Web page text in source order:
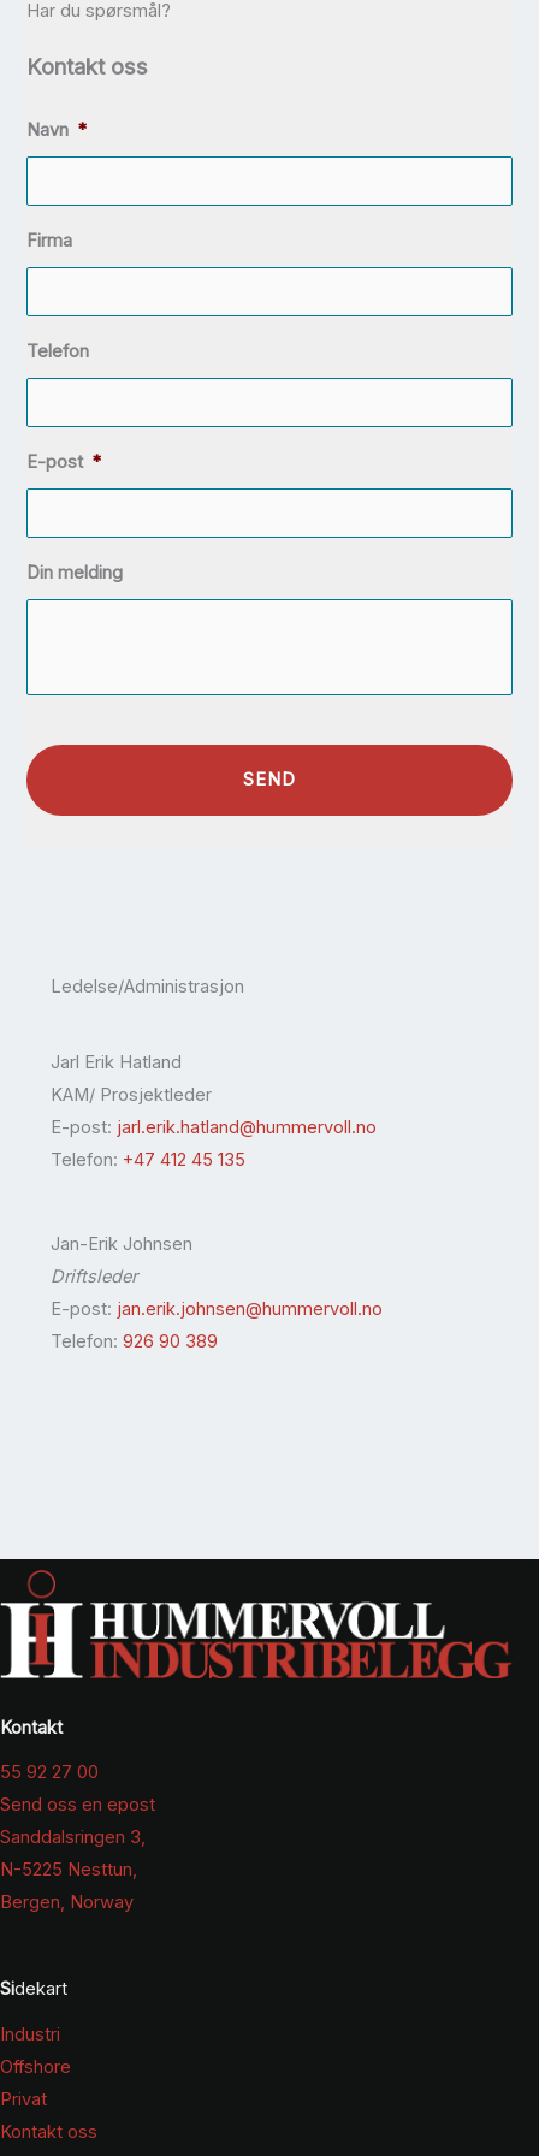
Har du spørsmål?
Kontakt oss
Navn *
Firma
Telefon
E-post *
Din melding
Ledelse/Administrasjon
Jarl Erik Hatland
KAM/ Prosjektleder
E-post: jarl.erik.hatland@hummervoll.no
Telefon: +47 412 45 135
Jan-Erik Johnsen
Driftsleder
E-post: jan.erik.johnsen@hummervoll.no
Telefon: 926 90 389
Kontakt
55 92 27 00
Send oss en epost
Sanddalsringen 3,
N-5225 Nesttun,
Bergen, Norway
Sidekart
Industri
Offshore
Privat
Kontakt oss